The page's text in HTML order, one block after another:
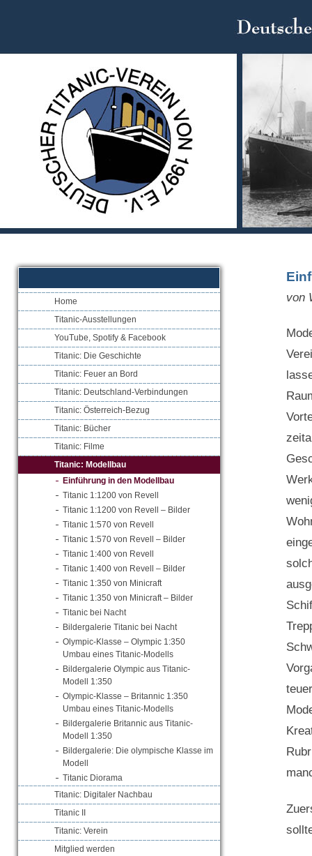
Home
Titanic-Ausstellungen
YouTube, Spotify & Facebook
Titanic: Die Geschichte
Titanic: Feuer an Bord
Titanic: Deutschland-Verbindungen
Titanic: Österreich-Bezug
Titanic: Bücher
Titanic: Filme
Titanic: Modellbau
Einführung in den Modellbau
Titanic 1:1200 von Revell
Titanic 1:1200 von Revell – Bilder
Titanic 1:570 von Revell
Titanic 1:570 von Revell – Bilder
Titanic 1:400 von Revell
Titanic 1:400 von Revell – Bilder
Titanic 1:350 von Minicraft
Titanic 1:350 von Minicraft – Bilder
Titanic bei Nacht
Bildergalerie Titanic bei Nacht
Olympic-Klasse – Olympic 1:350
Umbau eines Titanic-Modells
Bildergalerie Olympic aus Titanic-
Modell 1:350
Olympic-Klasse – Britannic 1:350
Umbau eines Titanic-Modells
Bildergalerie Britannic aus Titanic-
Modell 1:350
Bildergalerie: Die olympische Klasse im
Modell
Titanic Diorama
Titanic: Digitaler Nachbau
Titanic II
Titanic: Verein
Mitglied werden
von